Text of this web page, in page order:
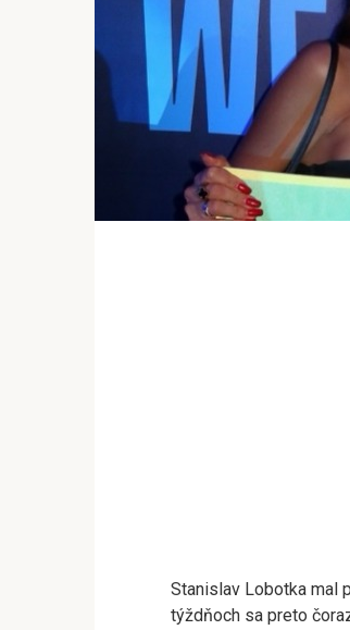
Stanislav Lobotka mal
týždňoch sa preto